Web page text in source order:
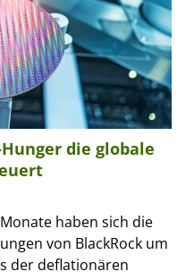
die globale
haben sich die
von BlackRock um
der deflationären